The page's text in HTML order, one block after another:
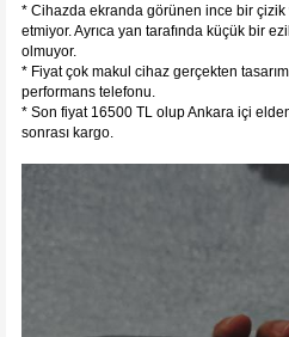
* Cihazda ekranda görünen ince bir çizik
etmiyor. Ayrıca yan tarafında küçük bir
olmuyor.
* Fiyat çok makul cihaz gerçekten
performans telefonu.
* Son fiyat 16500 TL olup Ankara içi
sonrası kargo.